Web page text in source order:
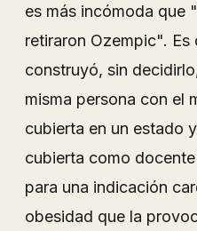
es más incómoda que
retiraron Ozempic".
construyó, sin
misma persona con el
cubierta en un estado
cubierta como
para una indicación
obesidad que la